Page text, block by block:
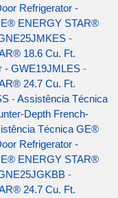
Refrigerator -
ENERGY STAR®
-
18.6 Cu. Ft.
- GWE19JMLES -
24.7 Cu. Ft.
-Assistência Técnica
Depth French-
Técnica GE®
Refrigerator -
ENERGY STAR®
-
24.7 Cu. Ft.